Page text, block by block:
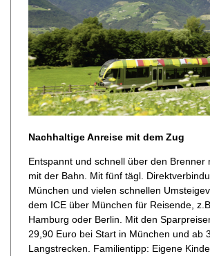
Nachhaltige Anreise mit dem Zug
Entspannt und schnell über den Brenner
mit der Bahn. Mit fünf tägl.
München und vielen schnellen
dem ICE über München für Reisende,
Hamburg oder Berlin. Mit den
29,90 Euro bei Start in München und ab
Langstrecken. Familientipp: Eigene